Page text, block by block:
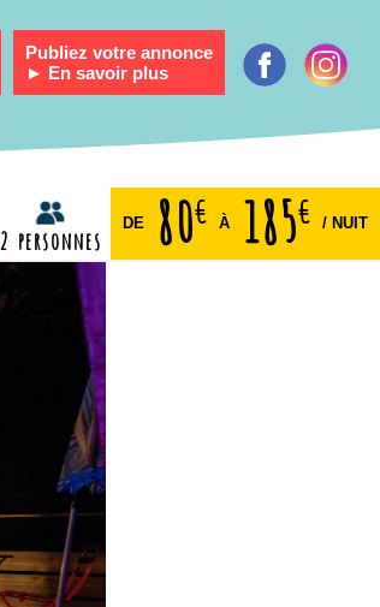
Publiez votre annonce
► En savoir plus
/ NUIT
185€
À
80€
DE
2 personnes